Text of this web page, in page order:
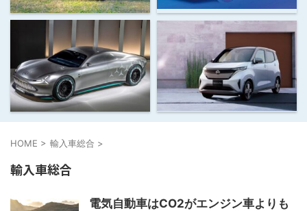
HOME > 輸入車総合 >
輸入車総合
電気自動車はCO2がエンジン車よりも